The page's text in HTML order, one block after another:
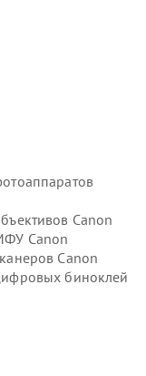
Canon
Canon
Canon
биноклей